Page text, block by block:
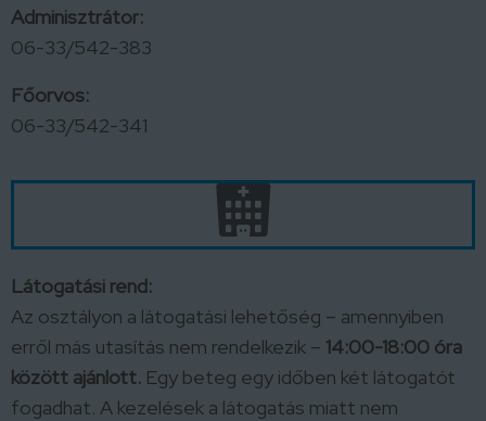
Adminisztrátor:
06-33/542-383
Főorvos:
06-33/542-341
Látogatási rend:
Az osztályon a látogatási lehetőség – amennyiben
erről más utasítás nem rendelkezik – 14:00-18:00 óra
között ajánlott. Egy beteg egy időben két látogatót
fogadhat. A kezelések a látogatás miatt nem